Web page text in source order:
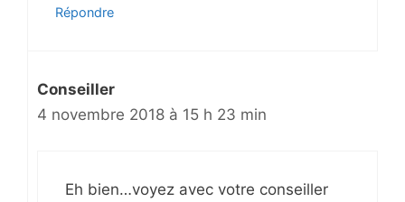
Répondre
Conseiller
4 novembre 2018 à 15 h 23 min
Eh bien…voyez avec votre conseiller